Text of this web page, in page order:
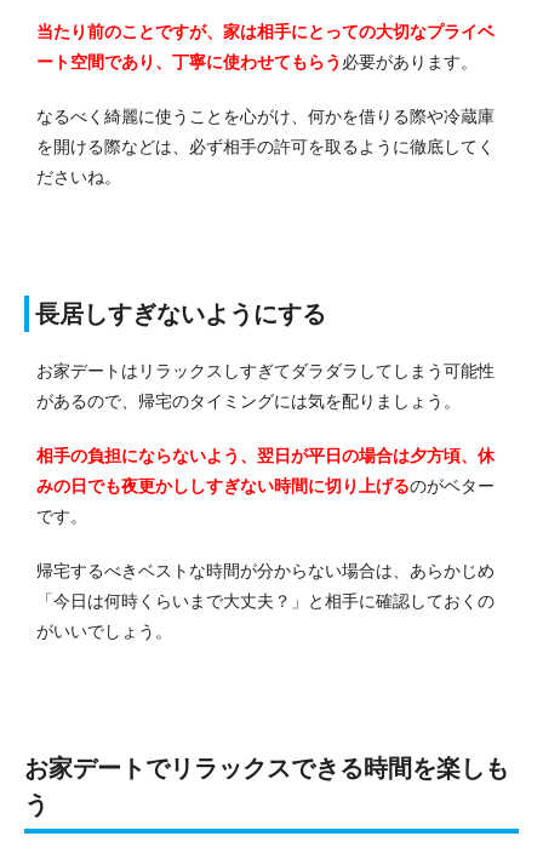
当たり前のことですが、家は相手にとっての大切なプライベ
ート空間であり、丁寧に使わせてもらう 必要があります。
なるべく綺麗に使うことを心がけ、何かを借りる際や冷蔵庫
を開ける際などは、必ず相手の許可を取るように徹底してく
ださいね。
長居しすぎないようにする
お家デートはリラックスしすぎてダラダラしてしまう可能性
があるので、帰宅のタイミングには気を配りましょう。
相手の負担にならないよう、翌日が平日の場合は夕方頃、休
みの日でも夜更かししすぎない時間に切り上げるのがベター
です。
帰宅するべきベストな時間が分からない場合は、あらかじめ
「今日は何時くらいまで大丈夫？」と相手に確認しておくの
がいいでしょう。
お家デートでリラックスできる時間を楽しも
う